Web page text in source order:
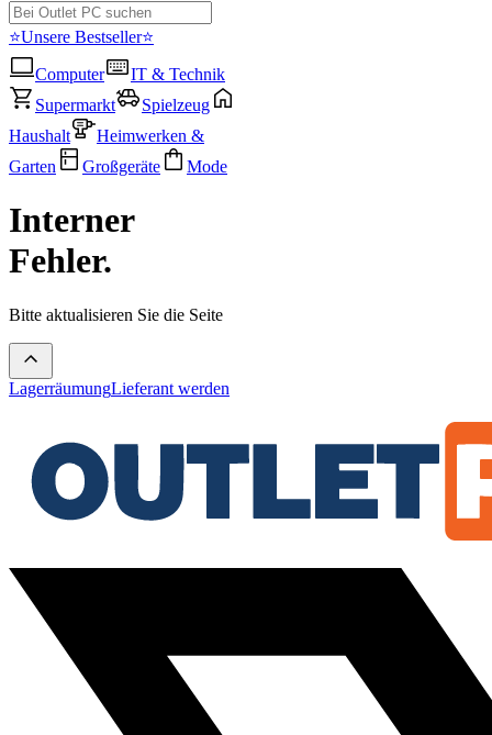
⭐Unsere Bestseller⭐
Computer
IT & Technik
Supermarkt
Spielzeug
Haushalt
Heimwerken &
Garten
Großgeräte Mode
Interner
Fehler.
Bitte aktualisieren Sie die Seite
LagerräumungLieferant werden